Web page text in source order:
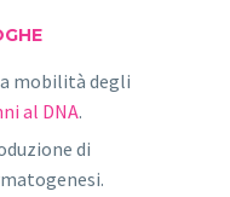
mobilità degli
al DNA.
di